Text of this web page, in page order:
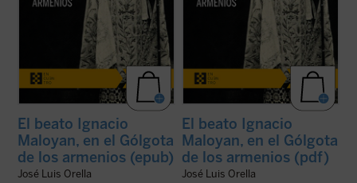
El beato Ignacio
Maloyan, en el Gólgota
de los armenios (epub)
José Luis Orella
El beato Ignacio
Maloyan, en el Gólgota
de los armenios (pdf)
José Luis Orella